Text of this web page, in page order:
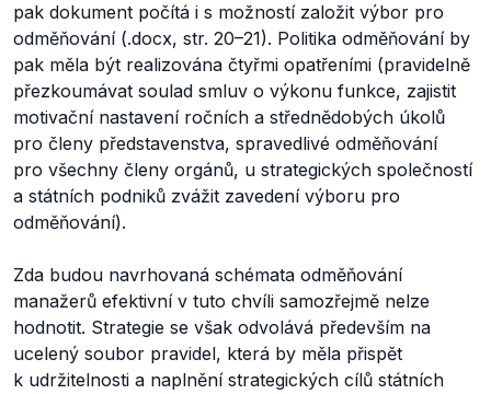
pak dokument počítá i s možností založit výbor pro
odměňování (.docx, str. 20–21). Politika odměňování by
pak měla být realizována čtyřmi opatřeními (pravidelně
přezkoumávat soulad smluv o výkonu funkce, zajistit
motivační nastavení ročních a střednědobých úkolů
pro členy představenstva, spravedlivé odměňování
pro všechny členy orgánů, u strategických společností
a státních podniků zvážit zavedení výboru pro
odměňování).
Zda budou navrhovaná schémata odměňování
manažerů efektivní v tuto chvíli samozřejmě nelze
hodnotit. Strategie se však odvolává především na
ucelený soubor pravidel, která by měla přispět
k udržitelnosti a naplnění strategických cílů státních